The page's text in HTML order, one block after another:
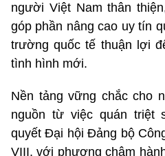
người Việt Nam thân
góp phần nâng cao uy tín
trường quốc tế thuận lợi
tình hình mới.
Nền tảng vững chắc cho
nguồn từ việc quán triệt
quyết Đại hội Đảng bộ
VIII, với phương châm